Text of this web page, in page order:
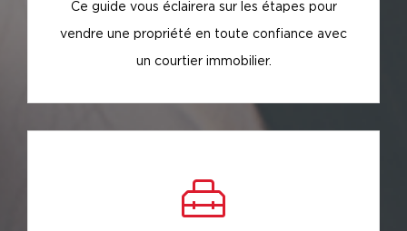
Ce guide vous éclairera sur les étapes pour
vendre une propriété en toute confiance avec
un courtier immobilier.